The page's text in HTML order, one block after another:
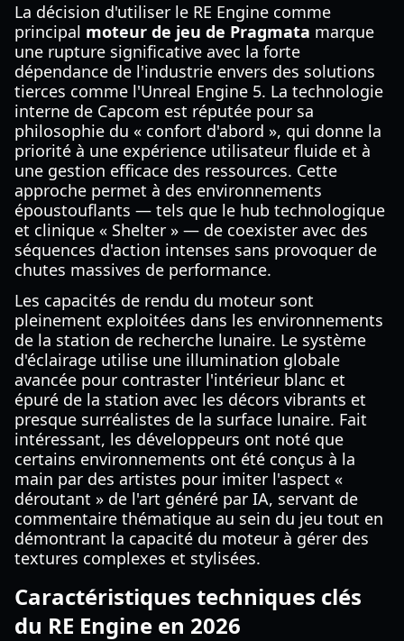
La décision d'utiliser le RE Engine comme
principal moteur de jeu de Pragmata marque
une rupture significative avec la forte
dépendance de l'industrie envers des solutions
tierces comme l'Unreal Engine 5. La technologie
interne de Capcom est réputée pour sa
philosophie du « confort d'abord », qui donne la
priorité à une expérience utilisateur fluide et à
une gestion efficace des ressources. Cette
approche permet à des environnements
époustouflants — tels que le hub technologique
et clinique « Shelter » — de coexister avec des
séquences d'action intenses sans provoquer de
chutes massives de performance.
Les capacités de rendu du moteur sont
pleinement exploitées dans les environnements
de la station de recherche lunaire. Le système
d'éclairage utilise une illumination globale
avancée pour contraster l'intérieur blanc et
épuré de la station avec les décors vibrants et
presque surréalistes de la surface lunaire. Fait
intéressant, les développeurs ont noté que
certains environnements ont été conçus à la
main par des artistes pour imiter l'aspect «
déroutant » de l'art généré par IA, servant de
commentaire thématique au sein du jeu tout en
démontrant la capacité du moteur à gérer des
textures complexes et stylisées.
Caractéristiques techniques clés
du RE Engine en 2026